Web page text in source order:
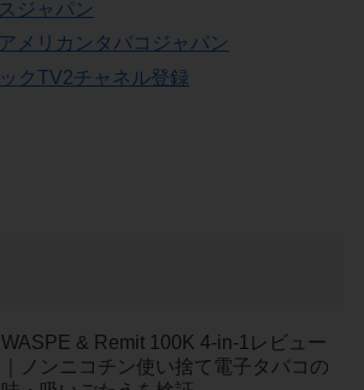
WASPE & Remit 100K 4-in-1レビュー
｜ノンニコチン使い捨て電子タバコの